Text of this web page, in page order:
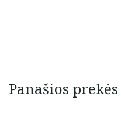
Panašios prekės